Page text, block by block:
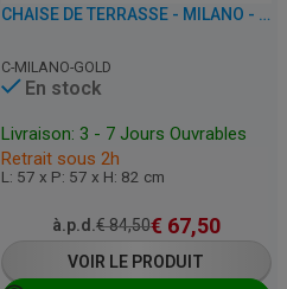
CHAISE DE TERRASSE - MILANO - ALUMINIUM
C-MILANO-GOLD
En stock
Livraison: 3 - 7 Jours Ouvrables
Retrait sous 2h
L: 57 x P: 57 x H: 82 cm
à.p.d.€84,50€ 67,50
VOIR LE PRODUIT